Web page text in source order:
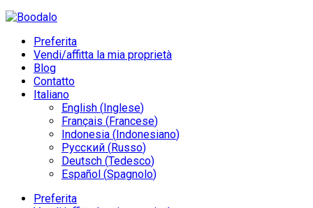
Preferita
Vendi/affitta la mia proprietà
Blog
Contatto
Italiano
English (Inglese)
Français (Francese)
Indonesia (Indonesiano)
Русский (Russo)
Deutsch (Tedesco)
Español (Spagnolo)
Preferita